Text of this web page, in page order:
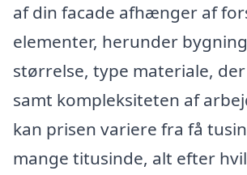
af din facade afhænger af
elementer, herunder
størrelse, type materiale,
samt kompleksiteten af
kan prisen variere fra få
mange titusinde, alt efter